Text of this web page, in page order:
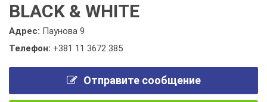
BLACK & WHITE
Адрес: Паунова 9
Телефон: +381 11 3672 385
Отправите сообщение